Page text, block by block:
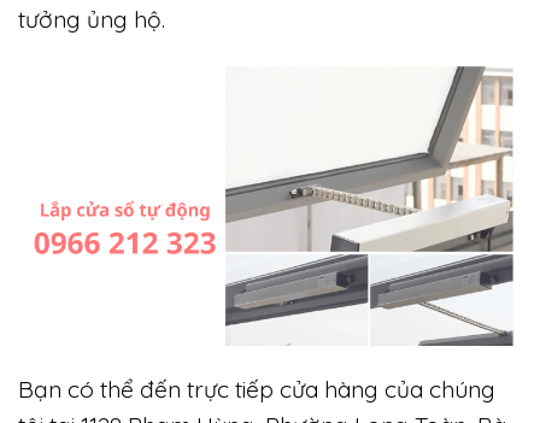
tưởng ủng hộ.
Bạn có thể đến trực tiếp cửa hàng của chúng